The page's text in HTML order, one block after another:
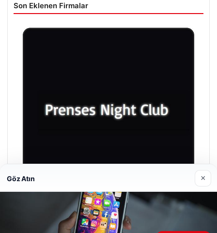
Son Eklenen Firmalar
Prenses Night Club
Göz Atın ×